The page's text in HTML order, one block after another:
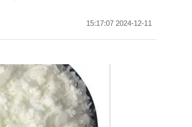
2024-12-11 15:17:07